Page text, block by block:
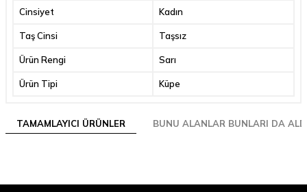
Cinsiyet Kadın
Taş Cinsi Taşsız
Ürün Rengi Sarı
Ürün Tipi Küpe
TAMAMLAYICI ÜRÜNLER BUNU ALANLAR BUNLARI DA